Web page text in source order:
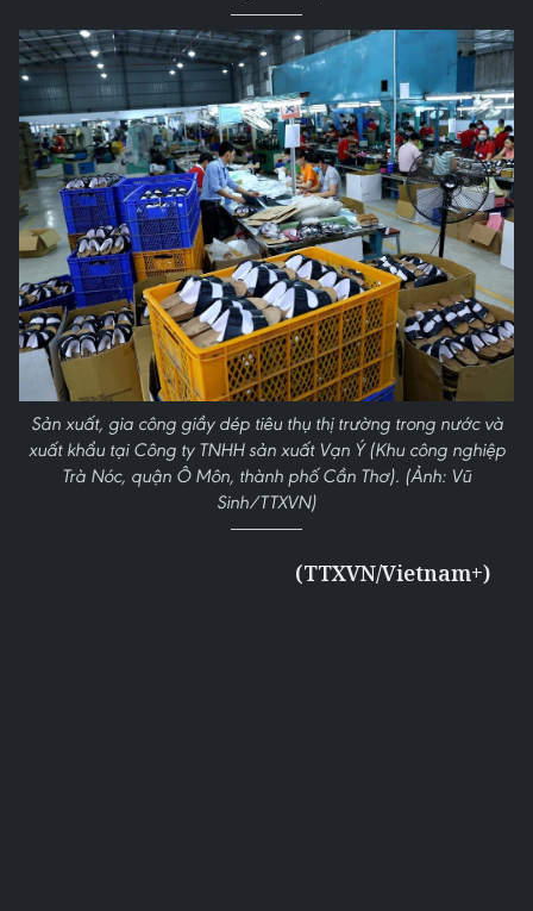
Sản xuất, gia công giầy dép tiêu thụ thị trường trong nước và
xuất khẩu tại Công ty TNHH sản xuất Vạn Ý (Khu công nghiệp
Trà Nóc, quận Ô Môn, thành phố Cần Thơ). (Ảnh: Vũ
Sinh/TTXVN)
(TTXVN/Vietnam+)